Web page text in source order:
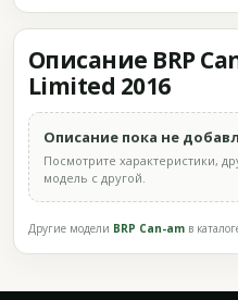
Описание BRP
Limited 2016
Описание пока не
Посмотрите характеристики,
модель с другой.
Другие модели BRP Can-am в